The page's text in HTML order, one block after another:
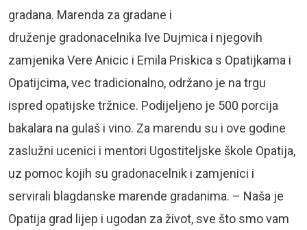
gradana. Marenda za gradane i
druženje gradonacelnika Ive Dujmica i njegovih
zamjenika Vere Anicic i Emila Priskica s Opatijkama i
Opatijcima, vec tradicionalno, održano je na trgu
ispred opatijske tržnice. Podijeljeno je 500 porcija
bakalara na gulaš i vino. Za marendu su i ove godine
zaslužni ucenici i mentori Ugostiteljske škole Opatija,
uz pomoc kojih su gradonacelnik i zamjenici i
servirali blagdanske marende gradanima. – Naša je
Opatija grad lijep i ugodan za život, sve što smo vam